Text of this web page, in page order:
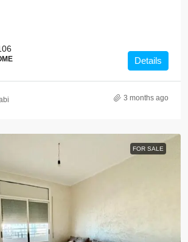
Details
3 months ago
FOR SALE